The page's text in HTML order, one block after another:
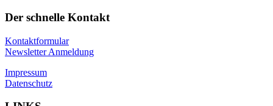
Der schnelle Kontakt
Kontaktformular
Newsletter Anmeldung
Impressum
Datenschutz